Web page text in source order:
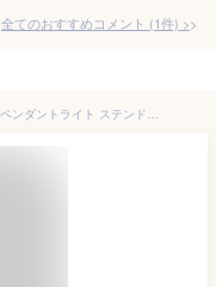
全てのおすすめコメント (1件) >
【店内全品ポイント5倍★1/28 01:59まで】ペンダントライト ステンドグラス モザイク ガラス 北欧 おしゃれ LED 照明器具 ビードロ アンティーク レトロ モダン かわいい 階段 玄関 リビング ベッドルーム ダイニング 吹き抜け キッチン 寝室 天井照明